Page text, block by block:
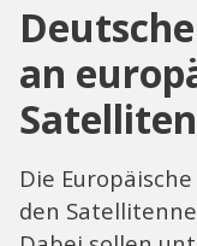
an
Die
den